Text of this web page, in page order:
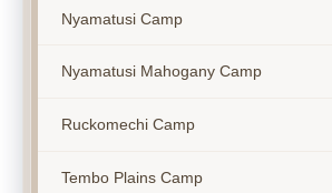
Nyamatusi Camp
Nyamatusi Mahogany Camp
Ruckomechi Camp
Tembo Plains Camp